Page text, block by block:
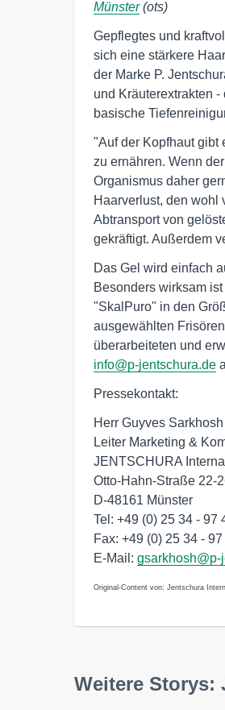
Münster(ots)
Gepflegtes und
sich eine stärkere
der Marke P.
und Kräuterextrakten
basische
"Auf der Kopfhaut gibt
zu ernähren. Wenn
Organismus daher
Haarverlust, den wohl
Abtransport von
gekräftigt. Außerdem
Das Gel wird einfach
Besonders wirksam
"SkalPuro" in den
ausgewählten
überarbeiteten und
info@p-jentschura.de
Pressekontakt:
Herr Guyves Sarkhosh
Leiter Marketing &
JENTSCHURA
Otto-Hahn-Straße 22-
D-48161 Münster
Tel: +49 (0) 25 34 - 97
Fax: +49 (0) 25 34 -
E-Mail: gsarkhosh@p-
Original-Content von: Jentschura
Weitere Storys: